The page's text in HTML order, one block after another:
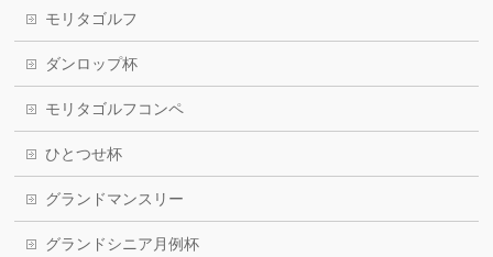
モリタゴルフ
ダンロップ杯
モリタゴルフコンペ
ひとつせ杯
グランドマンスリー
グランドシニア月例杯